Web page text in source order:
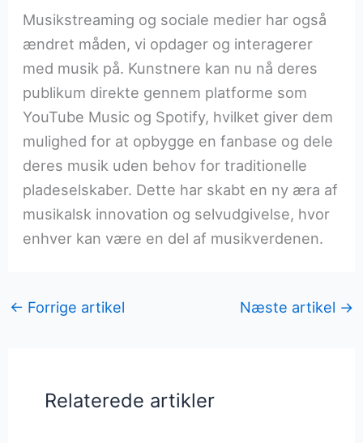
Musikstreaming og sociale medier har også
ændret måden, vi opdager og interagerer
med musik på. Kunstnere kan nu nå deres
publikum direkte gennem platforme som
YouTube Music og Spotify, hvilket giver dem
mulighed for at opbygge en fanbase og dele
deres musik uden behov for traditionelle
pladeselskaber. Dette har skabt en ny æra af
musikalsk innovation og selvudgivelse, hvor
enhver kan være en del af musikverdenen.
← Forrige artikel Næste artikel →
Relaterede artikler